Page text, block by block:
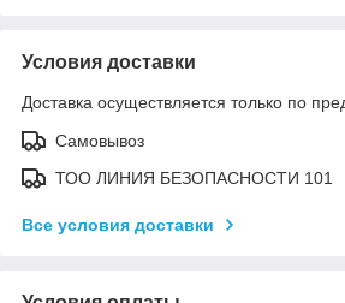
Условия доставки
Доставка осуществляется только по
Самовывоз
ТОО ЛИНИЯ БЕЗОПАСНОСТИ 101
Все условия доставки